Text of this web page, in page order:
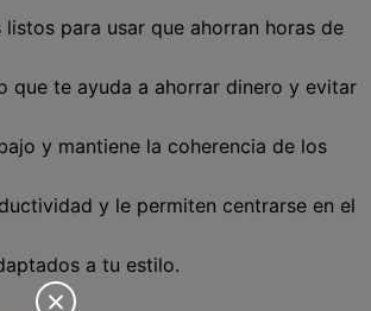
para usar que ahorran horas de
que te ayuda a ahorrar dinero y evitar
y mantiene la coherencia de los
y le permiten centrarse en el
a tu estilo.
